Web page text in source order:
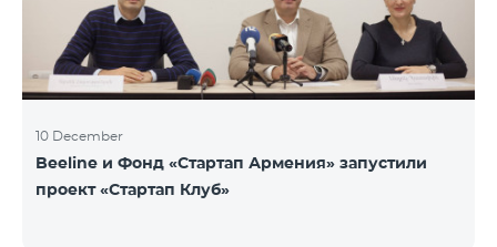
10 December
Beeline и Фонд «Стартап Армения» запустили
проект «Стартап Клуб»